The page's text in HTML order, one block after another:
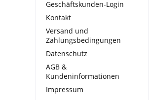
Geschäftskunden-Login
Kontakt
Versand und
Zahlungsbedingungen
Datenschutz
AGB &
Kundeninformationen
Impressum